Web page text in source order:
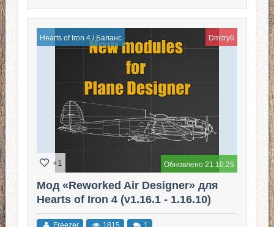
Hearts of Iron 4/Баланс Dmitry6
Обновлено 21.10.25
+1
Мод «Reworked Air Designer» для
Hearts of Iron 4 (v1.16.1 - 1.16.10)
Freezer 1815 1